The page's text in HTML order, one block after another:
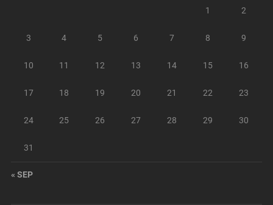
1 2
3 4 5 6 7 8 9
10 11 12 13 14 15 16
17 18 19 20 21 22 23
24 25 26 27 28 29 30
31
« SEP